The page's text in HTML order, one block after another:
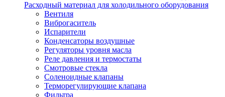
Расходный материал для холодильного оборудования
Вентиля
Виброгаситель
Испарители
Конденсаторы воздушные
Регуляторы уровня масла
Реле давления и термостаты
Смотровые стекла
Соленоидные клапаны
Терморегулирующие клапана
Фильтра